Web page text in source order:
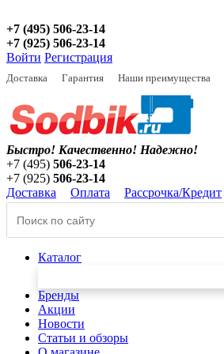
+7 (495) 506-23-14
+7 (925) 506-23-14
Войти Регистрация
Доставка Гарантия Наши преимущества
Быстро! Качественно! Надежно!
+7 (495) 506-23-14
+7 (925) 506-23-14
Доставка
Оплата Рассрочка/Кредит
Каталог
Бренды
Акции
Новости
Статьи и обзоры